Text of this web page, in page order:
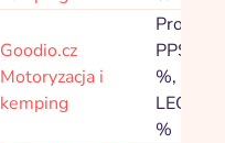
Goodio.cz
Motoryzacja i
kemping
Prowizja
PPS
%,
LEGO
%